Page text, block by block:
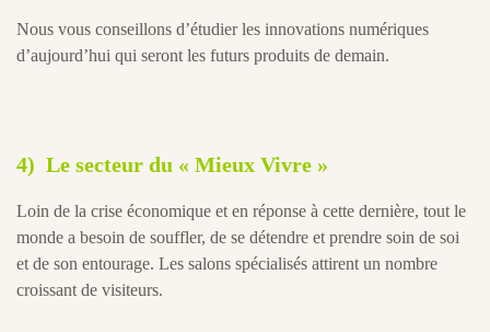
Nous vous conseillons d’étudier les innovations numériques
d’aujourd’hui qui seront les futurs produits de demain.
4) Le secteur du « Mieux Vivre »
Loin de la crise économique et en réponse à cette dernière, tout le
monde a besoin de souffler, de se détendre et prendre soin de soi
et de son entourage. Les salons spécialisés attirent un nombre
croissant de visiteurs.